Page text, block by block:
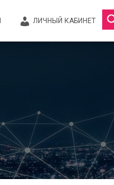
ЛИЧНЫЙ КАБИНЕТ